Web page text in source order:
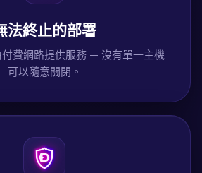
法終止的部署
費網路提供服務 — 沒有單一主機
可以隨意關閉。